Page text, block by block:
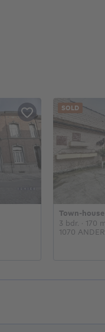
Town-house
€
3 bdr. 3
· 170
1070
SOLD